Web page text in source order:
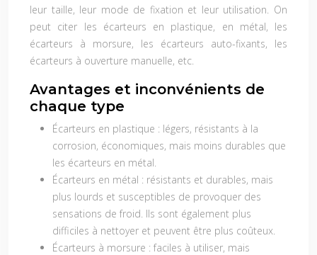
leur taille, leur mode de fixation et leur utilisation. On
peut citer les écarteurs en plastique, en métal, les
écarteurs à morsure, les écarteurs auto-fixants, les
écarteurs à ouverture manuelle, etc.
Avantages et inconvénients de
chaque type
Écarteurs en plastique : légers, résistants à la
corrosion, économiques, mais moins durables que
les écarteurs en métal.
Écarteurs en métal : résistants et durables, mais
plus lourds et susceptibles de provoquer des
sensations de froid. Ils sont également plus
difficiles à nettoyer et peuvent être plus coûteux.
Écarteurs à morsure : faciles à utiliser, mais